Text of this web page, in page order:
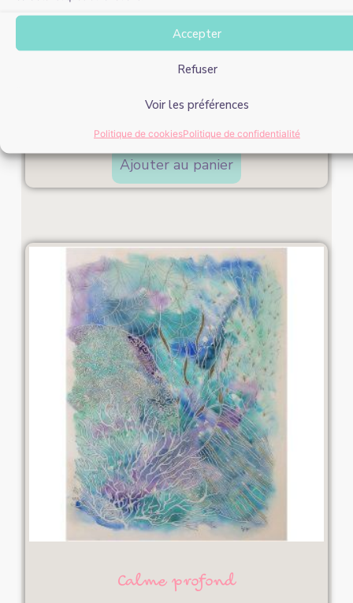
Accepter
Refuser
Voir les préférences
Politique de cookiesPolitique de confidentialité
Ajouter au panier
Calme profond